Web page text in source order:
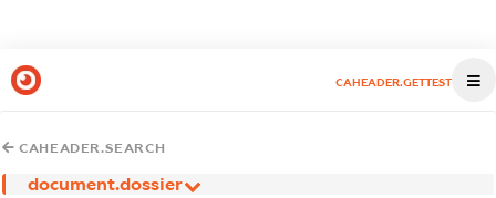
CAHEADER.GETTEST
CAHEADER.SEARCH
document.dossier